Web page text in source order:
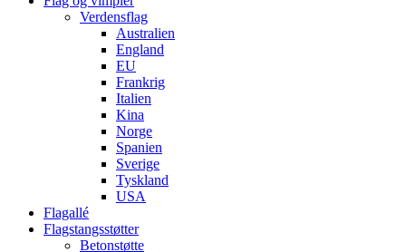
Verdensflag
Australien
England
EU
Frankrig
Italien
Kina
Norge
Spanien
Sverige
Tyskland
USA
Flagallé
Flagstangsstøtter
Betonstøtte